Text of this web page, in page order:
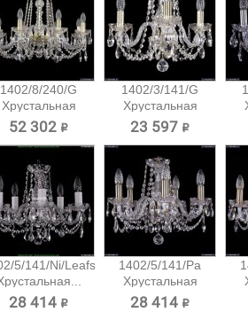
1402/8/240/G
Хрустальная
подвесная...
52 302 ₽
1402/3/141/G
Хрустальная
подвесная...
23 597 ₽
5/141/Ni/Leafs
28 414 ₽
1402/5/141/Pa
Хрустальная
подвесная...
28 414 ₽